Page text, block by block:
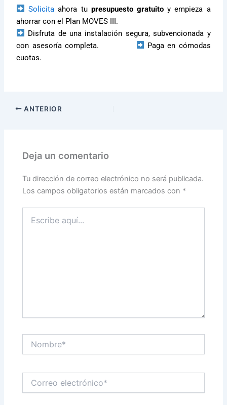
Solicitaahora tu presupuesto gratuito y empieza a
ahorrar con el Plan MOVES III.
Disfruta de una instalación segura, subvencionada y
con asesoría completa.
Paga en cómodas
cuotas.
ANTERIOR
Deja un comentario
Tu dirección de correo electrónico no será publicada.
Los campos obligatorios están marcados con *
aquí...
electrónico*